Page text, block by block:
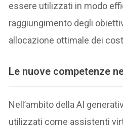
essere utilizzati in modo
raggiungimento degli
allocazione ottimale dei
Le nuove competenze
Nell’ambito della AI
utilizzati come assistenti